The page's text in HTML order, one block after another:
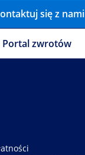
się z nami
Portal zwrotów